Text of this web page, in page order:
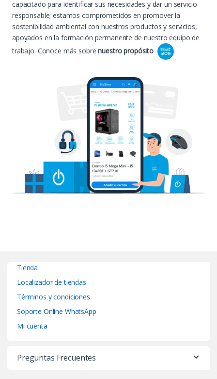
capacitado para identificar sus necesidades y dar un servicio
responsable; estamos comprometidos en promover la
sostenibilidad ambiental con nuestros productos y servicios,
apoyados en la formación permanente de nuestro equipo de
trabajo. Conoce más sobrenuestro propósito
Tienda
Localizador de tiendas
Términos y condiciones
Soporte Online WhatsApp
Mi cuenta
Preguntas Frecuentes